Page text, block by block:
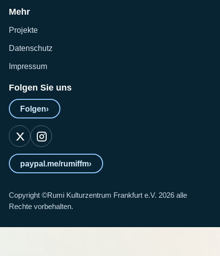
Mehr
Projekte
Datenschutz
Impressum
Folgen Sie uns
Folgen›
paypal.me/rumiffm›
Copyright ©Rumi Kulturzentrum Frankfurt e.V. 2026 alle
Rechte vorbehalten.